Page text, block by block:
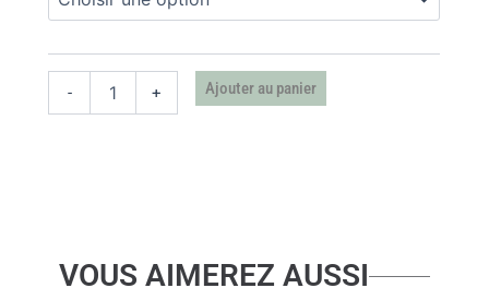
-
VOTO
MOI
+ Ajouter au panier
VOUS AIMEREZ AUSSI